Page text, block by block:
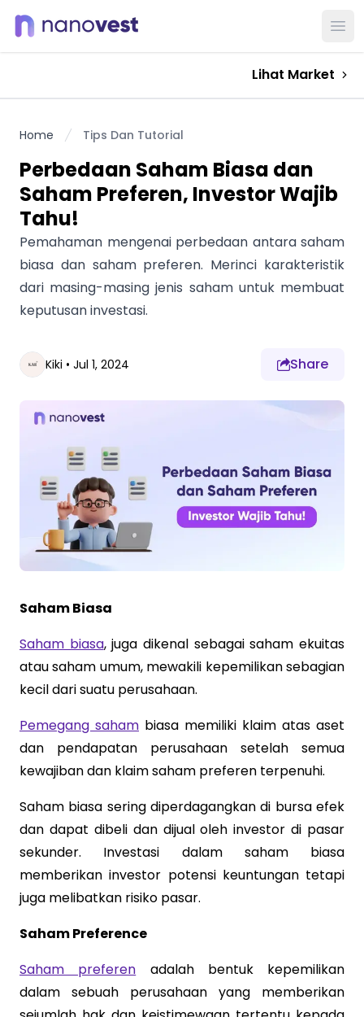
Lihat Market
Home Tips Dan Tutorial
Perbedaan Saham Biasa dan
Saham Preferen, Investor Wajib
Tahu!
Pemahaman mengenai perbedaan antara saham
biasa dan saham preferen. Merinci karakteristik
dari masing-masing jenis saham untuk membuat
keputusan investasi.
Kiki • Jul 1, 2024 Share
Saham Biasa
Saham biasa, juga dikenal sebagai saham ekuitas
atau saham umum, mewakili kepemilikan sebagian
kecil dari suatu perusahaan.
Pemegang saham biasa memiliki klaim atas aset
dan pendapatan perusahaan setelah semua
kewajiban dan klaim saham preferen terpenuhi.
Saham biasa sering diperdagangkan di bursa efek
dan dapat dibeli dan dijual oleh investor di pasar
sekunder. Investasi dalam saham biasa
memberikan investor potensi keuntungan tetapi
juga melibatkan risiko pasar.
Saham Preference
Saham preferen adalah bentuk kepemilikan
dalam sebuah perusahaan yang memberikan